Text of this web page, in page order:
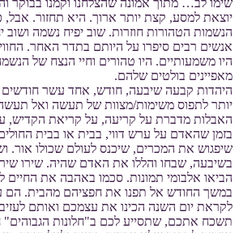
יוצאת למסע, קצת יותר ארוך. היא תחזור.
הנשמות הטהורות חוזרות. שוב יפיח נשמה ושוב
אנשים רבים סיפרו על היותם בתדר האחר.
היו משמעותיים. היו טהורים וחיי הנצח של
מאפיינים בולטים שלהם.
היהדות קבעה שיבעה, חודש, אחד עשר חודשים
יותר לתפוס משימות/מצוות של תעשה ואל
האבלות מדברת על קריעה, על קריאת הקדיש,
בזמן שהאדם על ערש דווי, בבית או בבית
שיפגוש את המכרים, שיכנס לעולם שכולו
בשיבעה, שבחו והללו את האדם שהיה. שירו
הביאו אלבומי תמונות. סכמו באהבה את החיים
במשך החודש אל תפנו את חפציהם מהבית. הם
לקראת יום השנה הכינו את עצמכם ואותם
תשכח אתכם, שתסייע לכם ב"חלונות הגבוהים"